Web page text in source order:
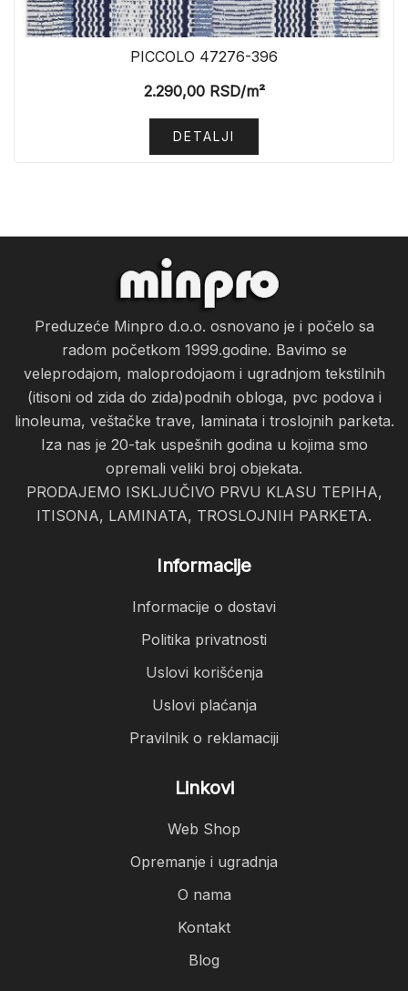
PICCOLO 47276-396
2.290,00RSD/m²
DETALJI
Preduzeće Minpro d.o.o. osnovano je i počelo sa
radom početkom 1999.godine. Bavimo se
veleprodajom, maloprodojaom i ugradnjom tekstilnih
(itisoni od zida do zida)podnih obloga, pvc podova i
linoleuma, veštačke trave, laminata i troslojnih parketa.
Iza nas je 20-tak uspešnih godina u kojima smo
opremali veliki broj objekata.
PRODAJEMO ISKLJUČIVO PRVU KLASU TEPIHA,
ITISONA, LAMINATA, TROSLOJNIH PARKETA.
Informacije
Informacije o dostavi
Politika privatnosti
Uslovi korišćenja
Uslovi plaćanja
Pravilnik o reklamaciji
Linkovi
Web Shop
Opremanje i ugradnja
O nama
Kontakt
Blog